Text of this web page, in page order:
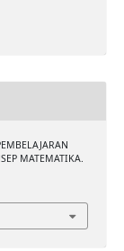
MATEMATIKA.